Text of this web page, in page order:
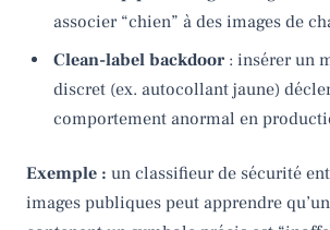
associer “chien” à des images de
Clean-label backdoor: insérer un
discret (ex. autocollant jaune)
comportement anormal en
Exemple : un classifieur de sécurité
images publiques peut apprendre